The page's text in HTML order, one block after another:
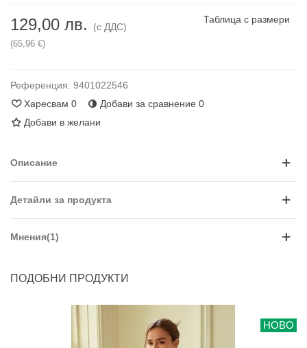
129,00 лв. (с ДДС)
(65,96 €)
Таблица с размери
Референция: 9401022546
Харесвам 0 Добави за сравнение 0
Добави в желани
Описание
Детайли за продукта
Мнения(1)
ПОДОБНИ ПРОДУКТИ
НОВО